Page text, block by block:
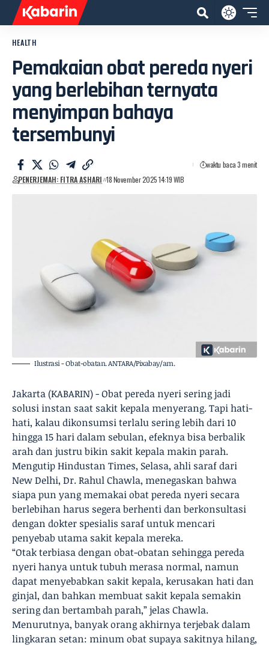
HEALTH
Pemakaian obat pereda nyeri
yang berlebihan ternyata
menyimpan bahaya
tersembunyi
PENERJEMAH: FITRA ASHARI 18 November 2025 14:19 WIB
waktu baca 3 menit
Ilustrasi - Obat-obatan. ANTARA/Pixabay/am.
Jakarta (KABARIN) - Obat pereda nyeri sering jadi
solusi instan saat sakit kepala menyerang. Tapi hati-
hati, kalau dikonsumsi terlalu sering lebih dari 10
hingga 15 hari dalam sebulan, efeknya bisa berbalik
arah dan justru bikin sakit kepala makin parah.
Mengutip Hindustan Times, Selasa, ahli saraf dari
New Delhi, Dr. Rahul Chawla, menegaskan bahwa
siapa pun yang memakai obat pereda nyeri secara
berlebihan harus segera berhenti dan berkonsultasi
dengan dokter spesialis saraf untuk mencari
penyebab utama sakit kepala mereka.
“Otak terbiasa dengan obat-obatan sehingga pereda
nyeri hanya untuk tubuh merasa normal, namun
dapat menyebabkan sakit kepala, kerusakan hati dan
ginjal, dan bahkan membuat sakit kepala semakin
sering dan bertambah parah,” jelas Chawla.
Menurutnya, banyak orang akhirnya terjebak dalam
lingkaran setan: minum obat supaya sakitnya hilang,